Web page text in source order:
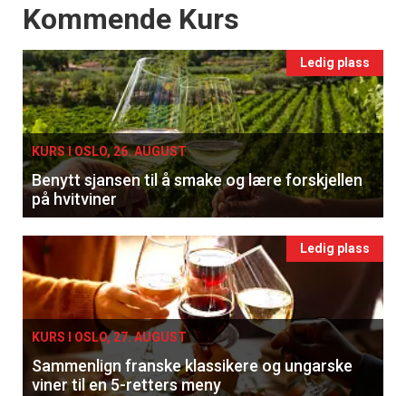
Events
Kommende Kurs
Ledig plass
KURS I OSLO, 26. AUGUST
Benytt sjansen til å smake og lære forskjellen
på hvitviner
Ledig plass
KURS I OSLO, 27. AUGUST
Sammenlign franske klassikere og ungarske
viner til en 5-retters meny